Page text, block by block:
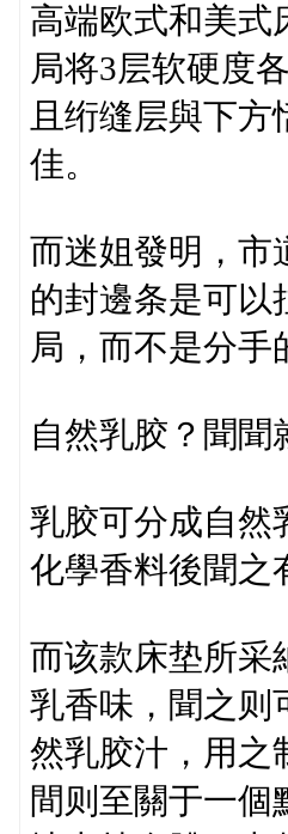
高端欧式和美式
局将3层软硬度
且绗缝层與下
佳。
而迷姐發明，市
的封邊条是可以
局，而不是分手
自然乳胶？聞聞
乳胶可分成自然
化學香料後聞之
而该款床垫所采
乳香味，聞之则
然乳胶汁，用之
間则至關于一個